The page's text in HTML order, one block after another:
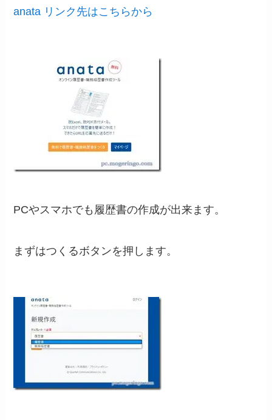
anata リンク先はこちらから
PCやスマホでも履歴書の作成が出来ます。
まずはつくるボタンを押します。